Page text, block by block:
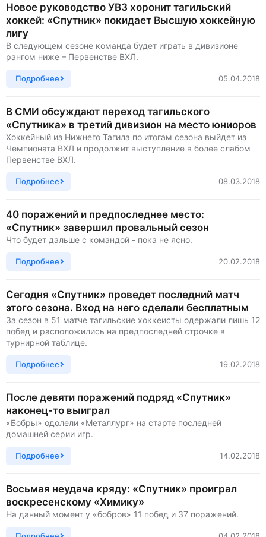
Новое руководство УВЗ хоронит тагильский
хоккей: «Спутник» покидает Высшую хоккейную
лигу
В следующем сезоне команда будет играть в дивизионе
рангом ниже – Первенстве ВХЛ.
Подробнее 05.04.2018
В СМИ обсуждают переход тагильского
«Спутника» в третий дивизион на место юниоров
Хоккейный из Нижнего Тагила по итогам сезона выйдет из
Чемпионата ВХЛ и продолжит выступление в более слабом
Первенстве ВХЛ.
Подробнее 08.03.2018
40 поражений и предпоследнее место:
«Спутник» завершил провальный сезон
Что будет дальше с командой - пока не ясно.
Подробнее 20.02.2018
Сегодня «Спутник» проведет последний матч
этого сезона. Вход на него сделали бесплатным
За сезон в 51 матче тагильские хоккеисты одержали лишь 12
побед и расположились на предпоследней строчке в
турнирной таблице.
Подробнее 19.02.2018
После девяти поражений подряд «Спутник»
наконец-то выиграл
«Бобры» одолели «Металлург» на старте последней
домашней серии игр.
Подробнее 14.02.2018
Восьмая неудача кряду: «Спутник» проиграл
воскресенскому «Химику»
На данный момент у «бобров» 11 побед и 37 поражений.